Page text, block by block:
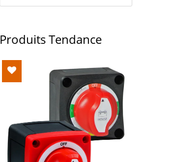
Produits Tendance